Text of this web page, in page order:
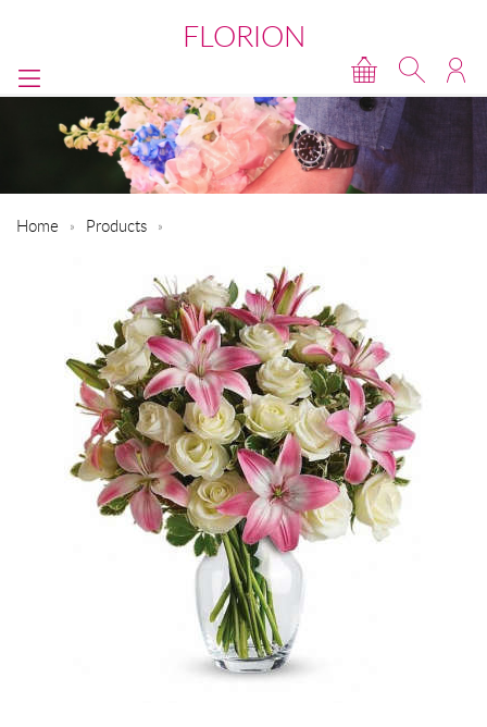
FLORION
Home Products